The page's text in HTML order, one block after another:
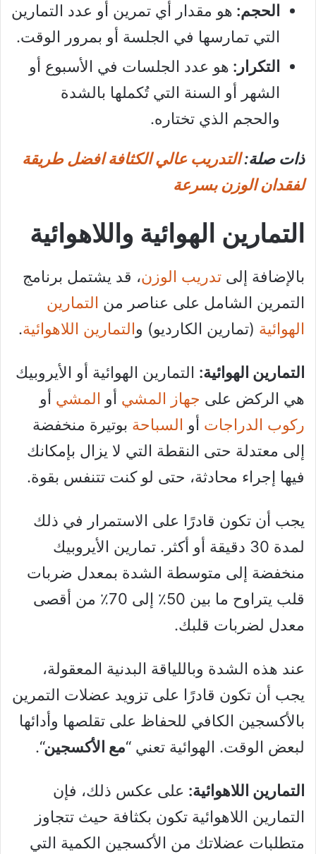
الحجم: هو مقدار أي تمرين أو عدد التمارين
التي تمارسها في الجلسة أو بمرور الوقت.
التكرار: هو عدد الجلسات في الأسبوع أو
الشهر أو السنة التي تُكملها بالشدة
والحجم الذي تختاره.
ذات صلة:التدريب عالي الكثافة افضل طريقة
لفقدان الوزن بسرعة
التمارين الهوائية واللاهوائية
بالإضافة إلى تدريب الوزن، قد يشتمل برنامج
التمرين الشامل على عناصر من التمارين
الهوائية (تمارين الكارديو) والتمارين اللاهوائية.
التمارين الهوائية: التمارين الهوائية أو الأيروبيك
هي الركض على جهاز المشي أو المشي أو
ركوب الدراجات أو السباحة بوتيرة منخفضة
إلى معتدلة حتى النقطة التي لا يزال بإمكانك
فيها إجراء محادثة، حتى لو كنت تتنفس بقوة.
يجب أن تكون قادرًا على الاستمرار في ذلك
لمدة 30 دقيقة أو أكثر. تمارين الأيروبيك
منخفضة إلى متوسطة الشدة بمعدل ضربات
قلب يتراوح ما بين 50٪ إلى 70٪ من أقصى
معدل لضربات قلبك.
عند هذه الشدة وباللياقة البدنية المعقولة،
يجب أن تكون قادرًا على تزويد عضلات التمرين
بالأكسجين الكافي للحفاظ على تقلصها وأدائها
لبعض الوقت. الهوائية تعني “مع الأكسجين“.
التمارين اللاهوائية: على عكس ذلك، فإن
التمارين اللاهوائية تكون بكثافة حيث تتجاوز
متطلبات عضلاتك من الأكسجين الكمية التي